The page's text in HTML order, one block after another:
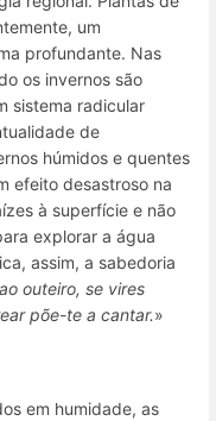
um
profundante. Nas
os invernos são
sistema radicular
de
húmidos e quentes
efeito desastroso na
à superfície e não
explorar a água
assim, a sabedoria
outeiro, se vires
põe-te a cantar.»
em humidade, as